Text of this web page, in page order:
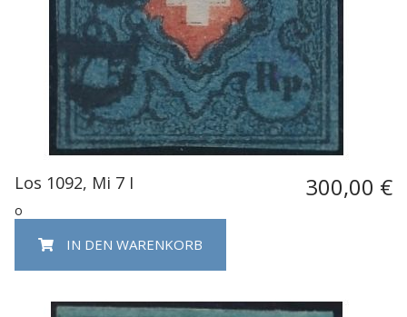
Los 1092, Mi 7 I 300,00 €
o
IN DEN WARENKORB